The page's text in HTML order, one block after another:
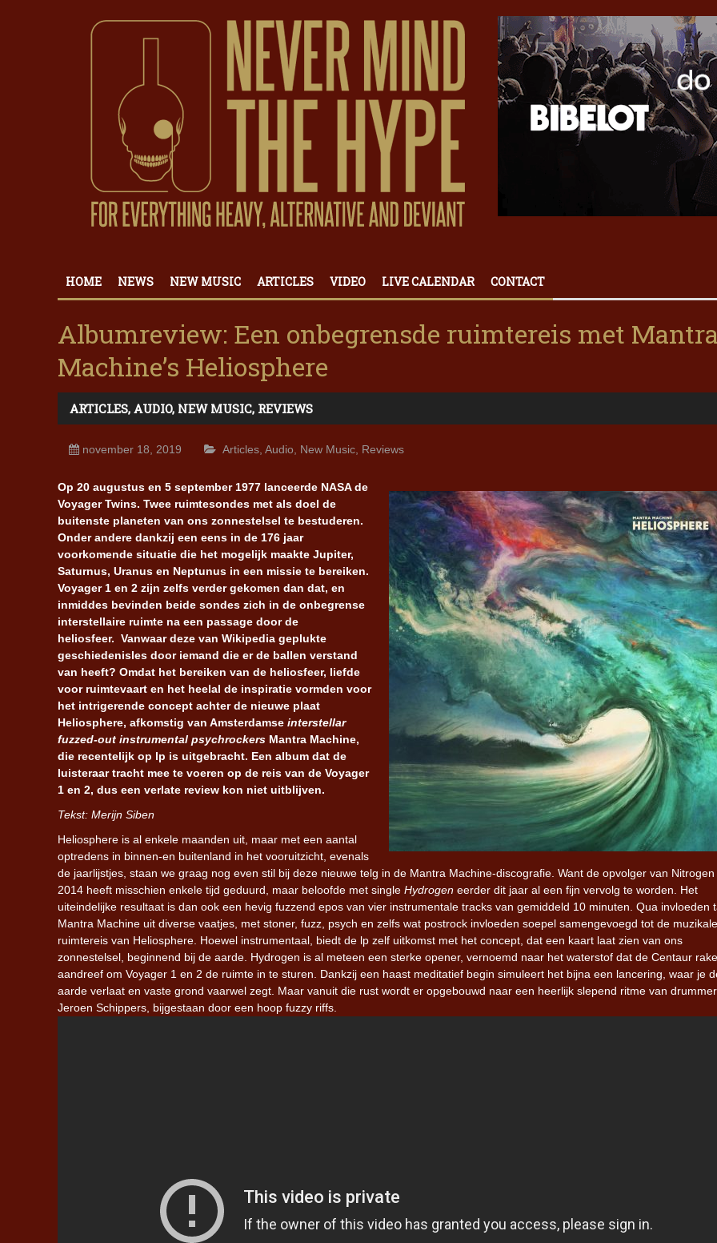
HOME NEWS NEW MUSIC ARTICLES VIDEO LIVE CALENDAR CONTACT
Albumreview: Een onbegrensde ruimtereis met
Machine’s Heliosphere
ARTICLES, AUDIO, NEW MUSIC, REVIEWS
november 18, 2019 Articles Audio New Music Reviews
Op 20 augustus en 5 september 1977 lanceerde NASA de
Voyager Twins. Twee ruimtesondes met als doel de
buitenste planeten van ons zonnestelsel te bestuderen.
Onder andere dankzij een eens in de 176 jaar
voorkomende situatie die het mogelijk maakte Jupiter,
Saturnus, Uranus en Neptunus in een missie te bereiken.
Voyager 1 en 2 zijn zelfs verder gekomen dan dat, en
inmiddes bevinden beide sondes zich in de onbegrense
interstellaire ruimte na een passage door de
heliosfeer. Vanwaar deze van Wikipedia geplukte
geschiedenisles door iemand die er de ballen verstand
van heeft? Omdat het bereiken van de heliosfeer, liefde
voor ruimtevaart en het heelal de inspiratie vormden voor
het intrigerende concept achter de nieuwe plaat
Heliosphere, afkomstig van Amsterdamse interstellar
fuzzed-out instrumental psychrockers Mantra Machine,
die recentelijk op lp is uitgebracht. Een album dat de
luisteraar tracht mee te voeren op de reis van de Voyager
1 en 2, dus een verlate review kon niet uitblijven.
Tekst: Merijn Siben
Heliosphere is al enkele maanden uit, maar met een aantal
optredens in binnen-en buitenland in het vooruitzicht, evenals
de jaarlijstjes, staan we graag nog even stil bij deze nieuwe telg in de Mantra Machine-discografie. Want de opvolger van Nitrogen
2014 heeft misschien enkele tijd geduurd, maar beloofde met single Hydrogen eerder dit jaar al een fijn vervolg te worden. Het
uiteindelijke resultaat is dan ook een hevig fuzzend epos van vier instrumentale tracks van gemiddeld 10 minuten. Qua invloeden
Mantra Machine uit diverse vaatjes, met stoner, fuzz, psych en zelfs wat postrock invloeden soepel samengevoegd tot de muzikale
ruimtereis van Heliosphere. Hoewel instrumentaal, biedt de lp zelf uitkomst met het concept, dat een kaart laat zien van ons
zonnestelsel, beginnend bij de aarde. Hydrogen is al meteen een sterke opener, vernoemd naar het waterstof dat de Centaur
aandreef om Voyager 1 en 2 de ruimte in te sturen. Dankzij een haast meditatief begin simuleert het bijna een lancering, waar je
aarde verlaat en vaste grond vaarwel zegt. Maar vanuit die rust wordt er opgebouwd naar een heerlijk slepend ritme van drummer
Jeroen Schippers, bijgestaan door een hoop fuzzy riffs.